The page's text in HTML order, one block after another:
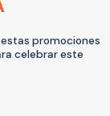
promociones
celebrar este